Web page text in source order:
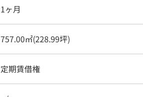
1ヶ月
757.00㎡(228.99坪)
定期賃借権